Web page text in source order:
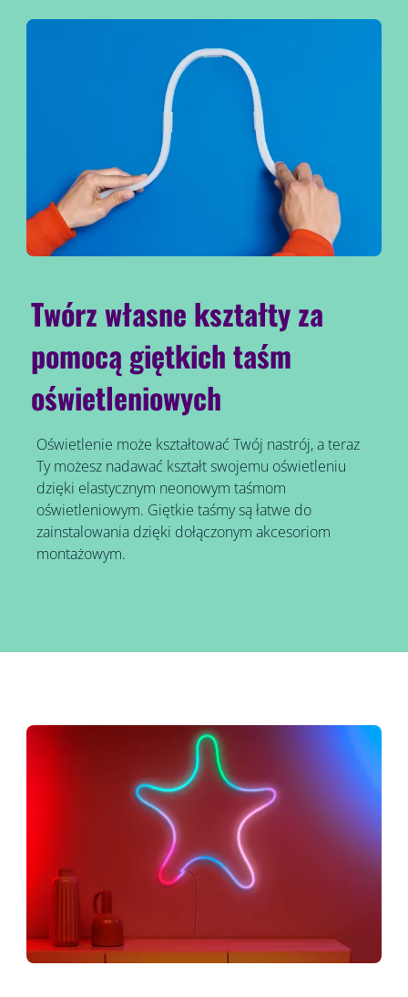
Twórz własne kształty za
pomocą giętkich taśm
oświetleniowych
Oświetlenie może kształtować Twój nastrój, a teraz
Ty możesz nadawać kształt swojemu oświetleniu
dzięki elastycznym neonowym taśmom
oświetleniowym. Giętkie taśmy są łatwe do
zainstalowania dzięki dołączonym akcesoriom
montażowym.